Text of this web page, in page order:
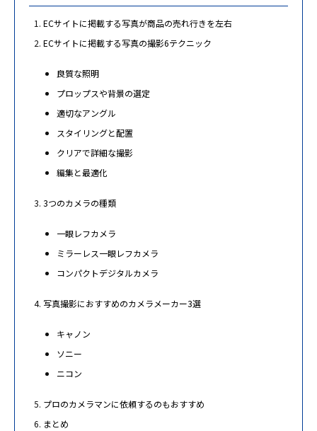
ECサイトに掲載する写真が商品の売れ行きを左右
ECサイトに掲載する写真の撮影6テクニック
良質な照明
プロップスや背景の選定
適切なアングル
スタイリングと配置
クリアで詳細な撮影
編集と最適化
3つのカメラの種類
一眼レフカメラ
ミラーレス一眼レフカメラ
コンパクトデジタルカメラ
写真撮影におすすめのカメラメーカー3選
キャノン
ソニー
ニコン
プロのカメラマンに依頼するのもおすすめ
まとめ